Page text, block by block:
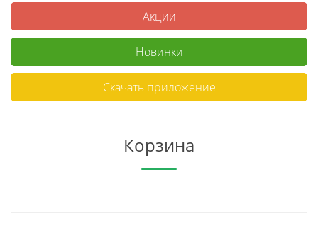
Акции
Новинки
Скачать приложение
Корзина